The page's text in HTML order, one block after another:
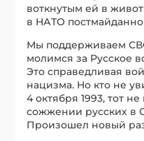
воткнутым ей в
в НАТО
Мы поддерживаем
молимся за Русское
Это справедливая
нацизма. Но кто не
4 октября 1993, тот
сожжении русских в
Произошел новый